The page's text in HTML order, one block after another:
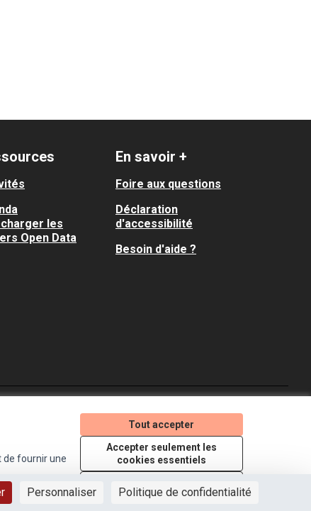
Personnaliser Politique de confidentialité
de fournir une
Tout accepter
Accepter seulement les
cookies essentiels
les
Open Data
En savoir +
Foire aux questions
Déclaration
d'accessibilité
Besoin d'aide ?
(Lien externe)
(Lien externe)
(Lien externe)
Licence Creative
(Lien externe)